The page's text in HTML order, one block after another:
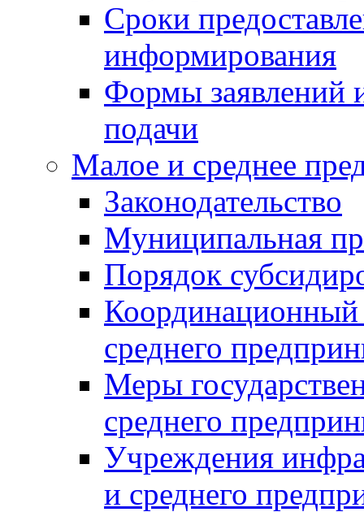
Сроки
информирования
Формы заявлений
подачи
Малое и среднее
Законодательство
Муниципальная
Порядок
Координационный
среднего
Меры
среднего
Учреждения
и среднего